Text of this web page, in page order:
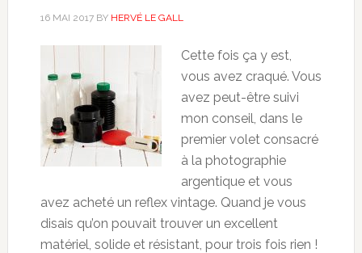
16 MAI 2017BY HERVÉ LE GALL
Cette fois ça y est,
vous avez craqué. Vous
avez peut-être suivi
mon conseil, dans le
premier volet consacré
à la photographie
argentique et vous
avez acheté un reflex vintage. Quand je vous
disais qu’on pouvait trouver un excellent
matériel, solide et résistant, pour trois fois rien !